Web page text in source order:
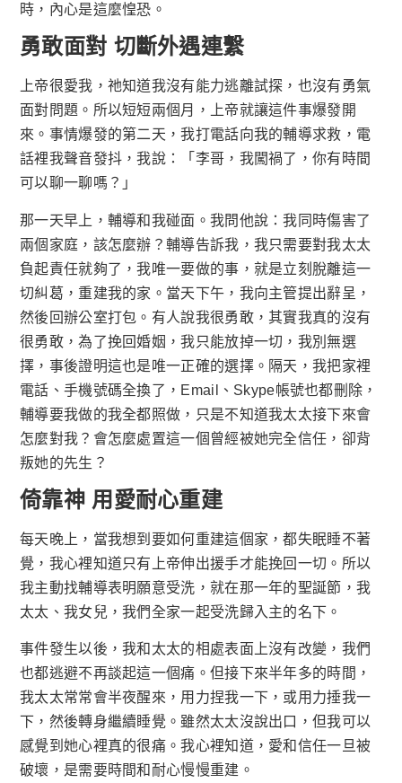
時，內心是這麼惶恐。
勇敢面對 切斷外遇連繫
上帝很愛我，祂知道我沒有能力逃離試探，也沒有勇氣
面對問題。所以短短兩個月，上帝就讓這件事爆發開
來。事情爆發的第二天，我打電話向我的輔導求救，電
話裡我聲音發抖，我說：「李哥，我闖禍了，你有時間
可以聊一聊嗎？」
那一天早上，輔導和我碰面。我問他說：我同時傷害了
兩個家庭，該怎麼辦？輔導告訴我，我只需要對我太太
負起責任就夠了，我唯一要做的事，就是立刻脫離這一
切糾葛，重建我的家。當天下午，我向主管提出辭呈，
然後回辦公室打包。有人說我很勇敢，其實我真的沒有
很勇敢，為了挽回婚姻，我只能放掉一切，我別無選
擇，事後證明這也是唯一正確的選擇。隔天，我把家裡
電話、手機號碼全換了，Email、Skype帳號也都刪除，
輔導要我做的我全都照做，只是不知道我太太接下來會
怎麼對我？會怎麼處置這一個曾經被她完全信任，卻背
叛她的先生？
倚靠神 用愛耐心重建
每天晚上，當我想到要如何重建這個家，都失眠睡不著
覺，我心裡知道只有上帝伸出援手才能挽回一切。所以
我主動找輔導表明願意受洗，就在那一年的聖誕節，我
太太、我女兒，我們全家一起受洗歸入主的名下。
事件發生以後，我和太太的相處表面上沒有改變，我們
也都逃避不再談起這一個痛。但接下來半年多的時間，
我太太常常會半夜醒來，用力捏我一下，或用力捶我一
下，然後轉身繼續睡覺。雖然太太沒說出口，但我可以
感覺到她心裡真的很痛。我心裡知道，愛和信任一旦被
破壞，是需要時間和耐心慢慢重建。